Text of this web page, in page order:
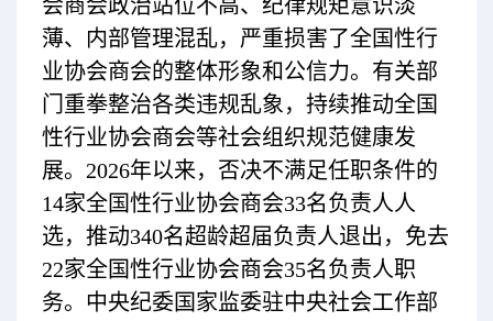
会商会政治站位不高、纪律规矩意识淡
薄、内部管理混乱，严重损害了全国性行
业协会商会的整体形象和公信力。有关部
门重拳整治各类违规乱象，持续推动全国
性行业协会商会等社会组织规范健康发
展。2026年以来，否决不满足任职条件的
14家全国性行业协会商会33名负责人人
选，推动340名超龄超届负责人退出，免去
22家全国性行业协会商会35名负责人职
务。中央纪委国家监委驻中央社会工作部